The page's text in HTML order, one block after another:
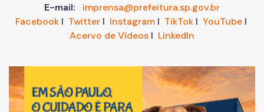
E-mail:
imprensa@prefeitura.sp.gov.br
FacebookI TwitterI InstagramI TikTokI YouTubeI
Acervo de Vídeos I LinkedIn